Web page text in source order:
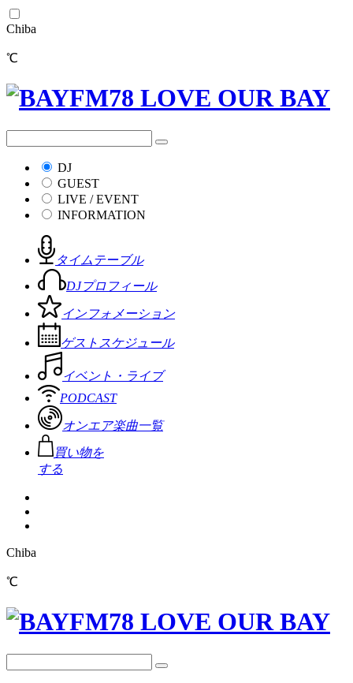
Chiba
℃
DJ
GUEST
LIVE / EVENT
INFORMATION
タイムテーブル
DJプロフィール
インフォメーション
ゲストスケジュール
イベント・ライブ
PODCAST
オンエア楽曲一覧
買い物を
する
Chiba
℃